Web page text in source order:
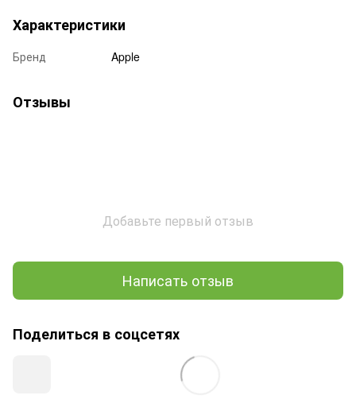
Характеристики
Бренд Apple
Отзывы
Добавьте первый отзыв
Написать отзыв
Поделиться в соцсетях